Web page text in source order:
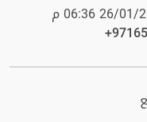
06:36 م